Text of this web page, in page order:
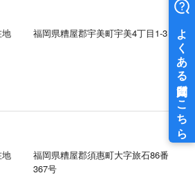
地 福岡県糟屋郡宇美町宇美4丁目1-3
地
福岡県糟屋郡須惠町大字旅石86番
367号